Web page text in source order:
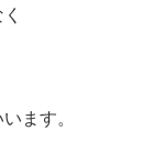
ます。